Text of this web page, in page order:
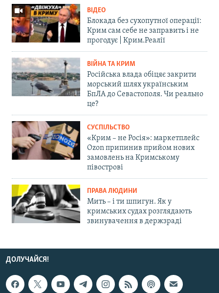
ВІДЕО
Блокада без сухопутної операції:
Крим сам себе не заправить і не
прогодує | Крим.Реалії
ВІЙНА ТА КРИМ
Російська влада обіцяє закрити
морський шлях українським
БпЛА до Севастополя. Чи реально
це?
СУСПІЛЬСТВО
«Крим – не Росія»: маркетплейс
Ozon припинив прийом нових
замовлень на Кримському
півострові
ПРАВА ЛЮДИНИ
Мить – і ти шпигун. Як у
кримських судах розглядають
звинувачення в держзраді
ДОЛУЧАЙСЯ!